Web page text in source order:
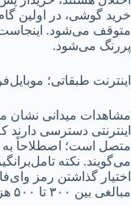
خرید گوشی، در اولین
متوقف می‌شود.
پررنگ می‌شود.
اینترنت طبقاتی؛
مشاهدات میدانی نشان
اینترنتی دسترسی
متصل است؛ اصطلاحاً به
می‌گویند. نکته
مبالغی بین ۳۰۰ تا ۵۰۰ هزار تومان از مشتری طلب می‌کند.